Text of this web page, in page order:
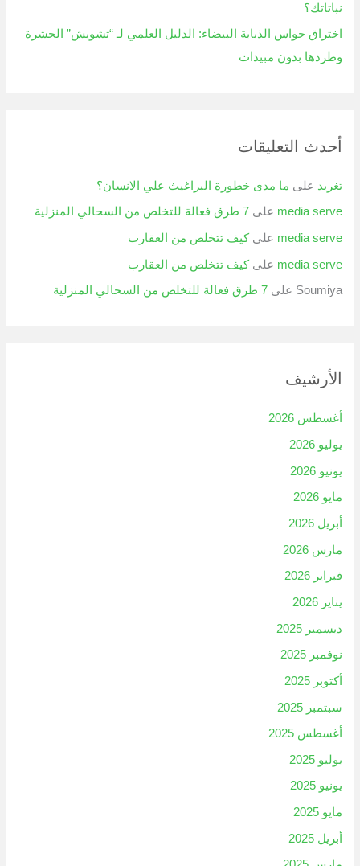
نباتاتك؟
اختراق حواس الذبابة البيضاء: الدليل العلمي لـ “تشويش” الحشرة
وطردها بدون مبيدات
أحدث التعليقات
تغريد على ما مدى خطورة البراغيث علي الانسان؟
media serve على7 طرق فعالة للتخلص من السحالي المنزلية
media serve علىكيف تتخلص من العقارب
media serve علىكيف تتخلص من العقارب
Soumiya على7 طرق فعالة للتخلص من السحالي المنزلية
الأرشيف
أغسطس 2026
يوليو 2026
يونيو 2026
مايو 2026
أبريل 2026
مارس 2026
فبراير 2026
يناير 2026
ديسمبر 2025
نوفمبر 2025
أكتوبر 2025
سبتمبر 2025
أغسطس 2025
يوليو 2025
يونيو 2025
مايو 2025
أبريل 2025